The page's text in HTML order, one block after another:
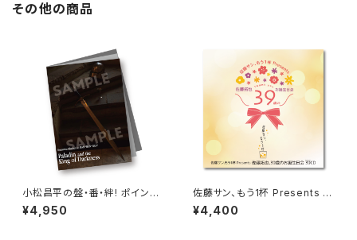
その他の商品
小松昌平の盤・番・絆! ポイント
カード特典撮影記念 フォトブッ
ク
¥4,950
佐藤サン、もう1杯 Presents 佐
藤拓也、39歳のお誕生日会 39
（Thank you）CD
¥4,400